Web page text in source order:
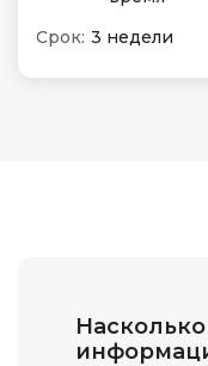
Срок: 3 недели